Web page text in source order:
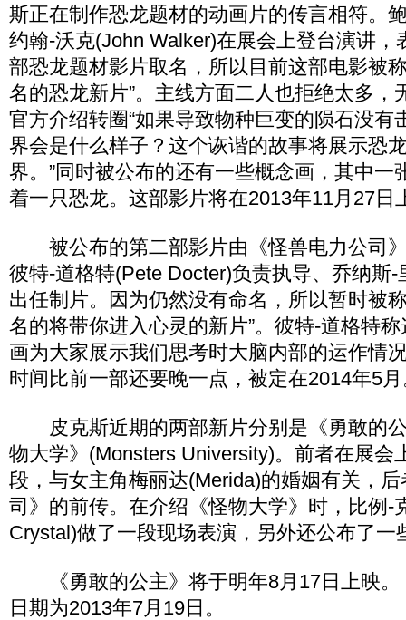
斯正在制作恐龙题材的动画片的传言相符。
约翰-沃克(John Walker)在展会上登台演讲，
部恐龙题材影片取名，所以目前这部电影被
名的恐龙新片”。主线方面二人也拒绝太多，
官方介绍转圈“如果导致物种巨变的陨石没有
界会是什么样子？这个诙谐的故事将展示恐
界。”同时被公布的还有一些概念画，其中一
着一只恐龙。这部影片将在2013年11月27日
被公布的第二部影片由《怪兽电力公司》
彼特-道格特(Pete Docter)负责执导、乔纳斯-
出任制片。因为仍然没有命名，所以暂时被
名的将带你进入心灵的新片”。彼特-道格特
画为大家展示我们思考时大脑内部的运作情
时间比前一部还要晚一点，被定在2014年5
皮克斯近期的两部新片分别是《勇敢的
物大学》(Monsters University)。前者在展会
段，与女主角梅丽达(Merida)的婚姻有关，
司》的前传。在介绍《怪物大学》时，比例-
Crystal)做了一段现场表演，另外还公布了一
《勇敢的公主》将于明年8月17日上映。
日期为2013年7月19日。